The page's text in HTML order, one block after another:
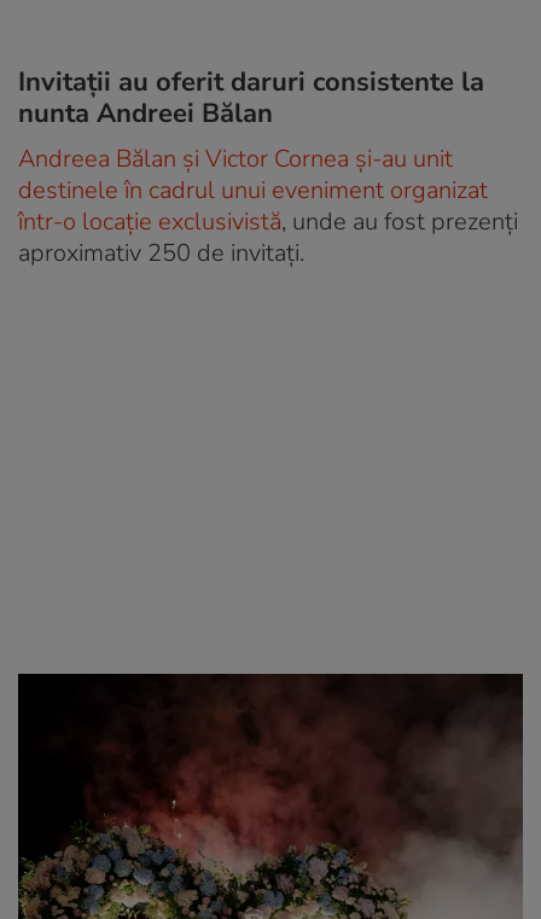
Invitații au oferit daruri consistente la
nunta Andreei Bălan
Andreea Bălan și Victor Cornea și-au unit
destinele în cadrul unui eveniment organizat
într-o locație exclusivistă, unde au fost prezenți
aproximativ 250 de invitați.